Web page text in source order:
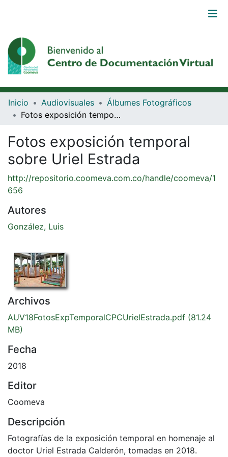
Comunidades
Browse DSpace
Estadísticas
Iniciar
(current)
Inicio Audiovisuales
Álbumes Fotográficos
Fotos exposición temporal sobre Uriel Estrada
Fotos exposición temporal
sobre Uriel Estrada
http://repositorio.coomeva.com.co/handle/coomeva/1
656
Autores
González, Luis
Archivos
AUV18FotosExpTemporalCPCUrielEstrada.pdf (81.24
MB)
Fecha
2018
Editor
Coomeva
Descripción
Fotografías de la exposición temporal en homenaje al
doctor Uriel Estrada Calderón, tomadas en 2018.